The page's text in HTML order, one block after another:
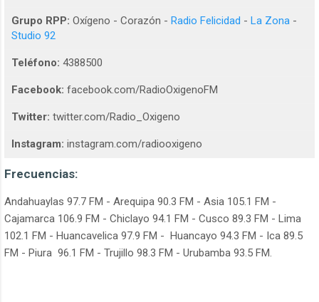
Grupo RPP: Oxígeno - Corazón - Radio Felicidad - La Zona -
Studio 92
Teléfono: 4388500
Facebook: facebook.com/RadioOxigenoFM
Twitter: twitter.com/Radio_Oxigeno
Instagram: instagram.com/radiooxigeno
Frecuencias:
Andahuaylas 97.7 FM - Arequipa 90.3 FM - Asia 105.1 FM -
Cajamarca 106.9 FM - Chiclayo 94.1 FM - Cusco 89.3 FM - Lima
102.1 FM - Huancavelica 97.9 FM - Huancayo 94.3 FM - Ica 89.5
FM - Piura 96.1 FM - Trujillo 98.3 FM - Urubamba 93.5 FM.